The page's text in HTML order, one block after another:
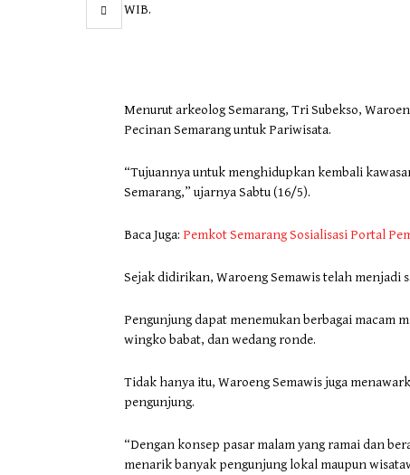
WIB.
Menurut arkeolog Semarang, Tri Subekso,
Pecinan Semarang untuk Pariwisata.
“Tujuannya untuk menghidupkan kembali
Semarang,” ujarnya Sabtu (16/5).
Baca Juga: Pemkot Semarang Sosialisasi Portal
Sejak didirikan, Waroeng Semawis telah menjadi
Pengunjung dapat menemukan berbagai macam
wingko babat, dan wedang ronde.
Tidak hanya itu, Waroeng Semawis juga
pengunjung.
“Dengan konsep pasar malam yang ramai dan
menarik banyak pengunjung lokal maupun